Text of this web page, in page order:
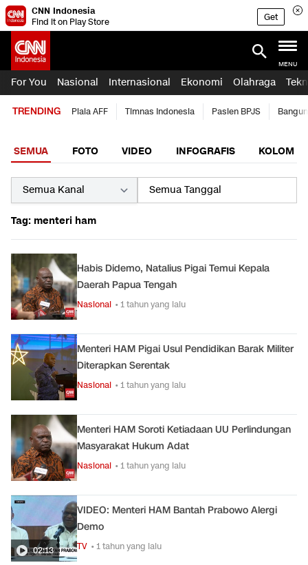
CNN Indonesia
Find it on Play Store
Get
MENU
For You Nasional Internasional Ekonomi Olahraga
TRENDING Piala AFF Timnas Indonesia Pasien BPJS
SEMUA FOTO VIDEO INFOGRAFIS KOLOM
Tag: menteri ham
Habis Didemo, Natalius Pigai Temui Kepala
Daerah Papua Tengah
Nasional • 1 tahun yang lalu
Menteri HAM Pigai Usul Pendidikan Barak Militer
Diterapkan Serentak
Nasional • 1 tahun yang lalu
Menteri HAM Soroti Ketiadaan UU Perlindungan
Masyarakat Hukum Adat
Nasional • 1 tahun yang lalu
02:13
VIDEO: Menteri HAM Bantah Prabowo Alergi
Demo
TV • 1 tahun yang lalu